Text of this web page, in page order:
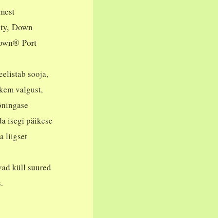
Down
Port
sooja,
valgust,
isegi päikese
liigset
küll suured